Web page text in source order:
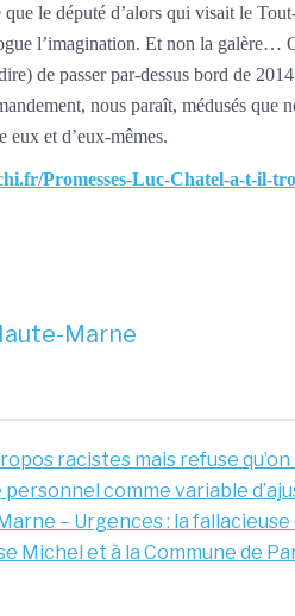
le député d’alors qui visait le
l’imagination. Et non la galère…
de passer par-dessus bord de
nous paraît, médusés que
eux et d’eux-mêmes.
Promesses-Luc-Chatel-a-t-il-
Marne
racistes mais refuse
personnel comme variable
– Urgences : la
Michel et à la Commune de